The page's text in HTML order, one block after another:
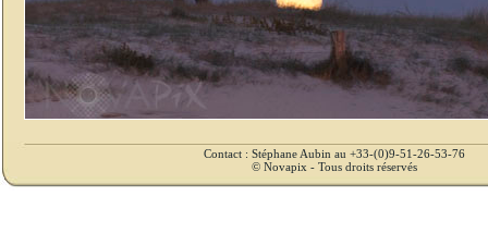
Contact : Stéphane Aubin au +33-(0)9-51-26-53-76
© Novapix - Tous droits réservés